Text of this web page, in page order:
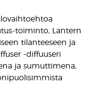
toiminto, Lantern
tilanteeseen ja
-diffuuseri
ja sumuttimena,